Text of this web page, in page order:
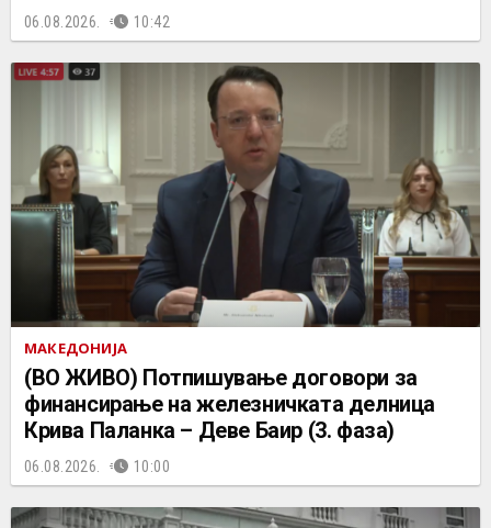
06.08.2026. 10:42
МАКЕДОНИЈА
(ВО ЖИВО) Потпишување договори за
финансирање на железничката делница
Крива Паланка – Деве Баир (3. фаза)
06.08.2026. 10:00